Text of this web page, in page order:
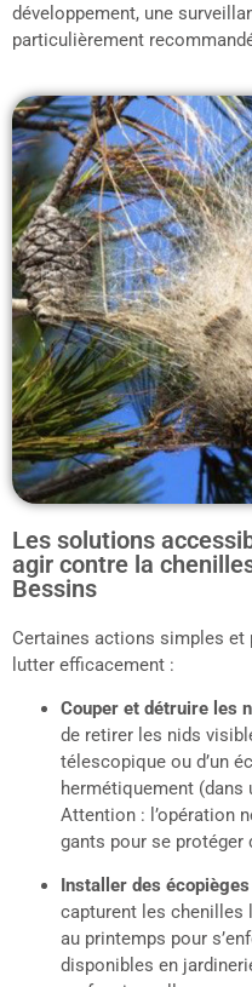
développement, une
particulièrement
Les solutions
agir contre la
Bessins
Certaines actions simples et
lutter efficacement :
Couper et détruire les
de retirer les nids
télescopique ou d’un
hermétiquement (dans
Attention : l’opération
gants pour se
Installer des
capturent les chenilles
au printemps pour
disponibles en